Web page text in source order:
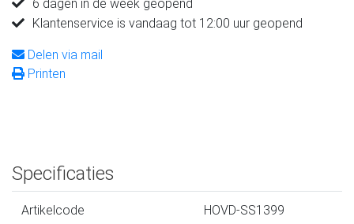
6 dagen in de week geopend
Klantenservice is vandaag tot 12:00 uur geopend
Delen via mail
Printen
Specificaties
Artikelcode HOVD-SS1399